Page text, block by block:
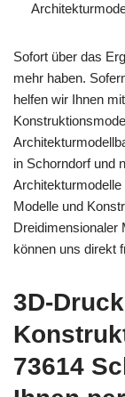
Sofort über das
mehr haben.
helfen wir Ihnen
in Schorndorf und
Modelle und
Dreidimensionaler
können uns direkt
3D-
73614